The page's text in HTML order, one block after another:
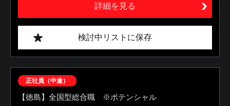
詳細を見る
検討中リストに保存
正社員（中途）
【徳島】全国型総合職 ※ポテンシャル